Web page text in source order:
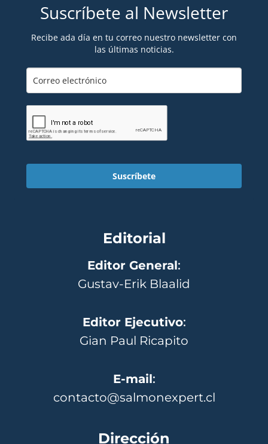
Suscríbete al Newsletter
Recibe ada día en tu correo nuestro newsletter con
las últimas noticias.
Suscríbete
Editorial
Editor General:
Gustav-Erik Blaalid
Editor Ejecutivo:
Gian Paul Ricapito
E-mail:
contacto@salmonexpert.cl
Dirección